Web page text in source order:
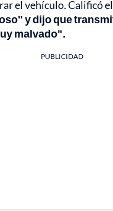
el vehículo. Calificó
y dijo que
malvado".
PUBLICIDAD